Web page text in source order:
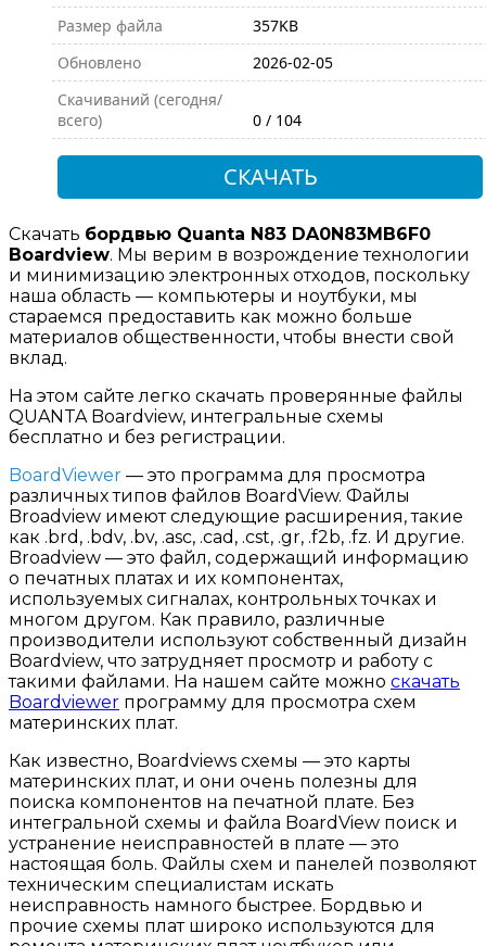
Размер файла
357KB
Обновлено
2026-02-05
Скачиваний (сегодня/
всего)
0 / 104
СКАЧАТЬ
Скачать бордвью Quanta N83 DA0N83MB6F0
Boardview. Мы верим в возрождение технологии
и минимизацию электронных отходов, поскольку
наша область — компьютеры и ноутбуки, мы
стараемся предоставить как можно больше
материалов общественности, чтобы внести свой
вклад.
На этом сайте легко скачать проверянные файлы
QUANTA Boardview, интегральные схемы
бесплатно и без регистрации.
BoardViewer — это программа для просмотра
различных типов файлов BoardView. Файлы
Broadview имеют следующие расширения, такие
как .brd, .bdv, .bv, .asc, .cad, .cst, .gr, .f2b, .fz. И другие.
Broadview — это файл, содержащий информацию
о печатных платах и их компонентах,
используемых сигналах, контрольных точках и
многом другом. Как правило, различные
производители используют собственный дизайн
Boardview, что затрудняет просмотр и работу с
такими файлами. На нашем сайте можно скачать
Boardviewer программу для просмотра схем
материнских плат.
Как известно, Boardviews схемы — это карты
материнских плат, и они очень полезны для
поиска компонентов на печатной плате. Без
интегральной схемы и файла BoardView поиск и
устранение неисправностей в плате — это
настоящая боль. Файлы схем и панелей позволяют
техническим специалистам искать
неисправность намного быстрее. Бордвью и
прочие схемы плат широко используются для